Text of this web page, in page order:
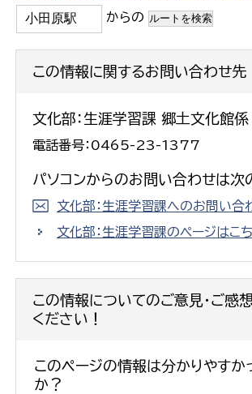
からの
この情報に関するお問い合わせ先
文化部：生涯学習課 郷土文化館係
電話番号：0465-23-1377
パソコンからのお問い合わせは次
文化部：生涯学習課へのお問い合
文化部：生涯学習課のページはこ
この情報についてのご意見・ご感
ください！
このページの情報は分かりやすか
か？